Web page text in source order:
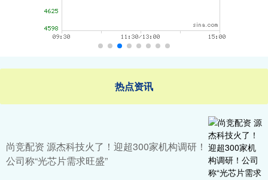
热点资讯
尚竞配资 源杰科技火了！迎超300家机构调研！
公司称“光芯片需求旺盛”